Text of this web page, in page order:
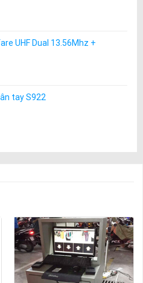
UHF Dual 13.56Mhz +
tay S922